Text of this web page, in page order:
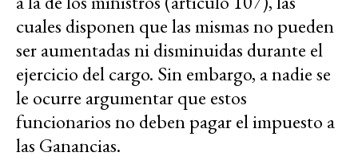
cuales disponen que las mismas no pueden
ser aumentadas ni disminuidas durante el
ejercicio del cargo. Sin embargo, a nadie se
le ocurre argumentar que estos
funcionarios no deben pagar el impuesto a
las Ganancias.